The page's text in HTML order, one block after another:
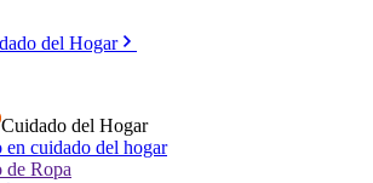
del Hogar
Cuidado del Hogar
en cuidado del hogar
de Ropa